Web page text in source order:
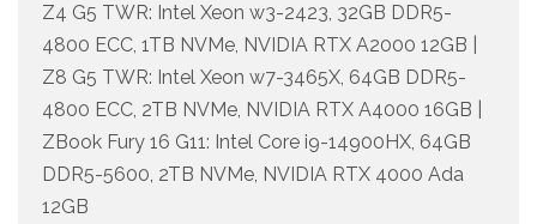
Z4 G5 TWR: Intel Xeon w3-2423, 32GB DDR5-
4800 ECC, 1TB NVMe, NVIDIA RTX A2000 12GB |
Z8 G5 TWR: Intel Xeon w7-3465X, 64GB DDR5-
4800 ECC, 2TB NVMe, NVIDIA RTX A4000 16GB |
ZBook Fury 16 G11: Intel Core i9-14900HX, 64GB
DDR5-5600, 2TB NVMe, NVIDIA RTX 4000 Ada
12GB